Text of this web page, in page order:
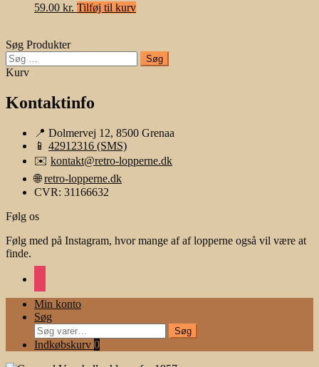
59.00 kr. Tilføj til kurv
Søg Produkter
Søg
efter:
Kurv
Kontaktinfo
📍 Dolmervej 12, 8500 Grenaa
📱 42912316 (SMS)
✉️ kontakt@retro-lopperne.dk
🌐retro-lopperne.dk
CVR: 31166632
Følg os
Følg med på Instagram, hvor mange af af lopperne også vil være at
finde.
Min konto
Søg
Søg
efter:
Søg
Indkøbskurv 0